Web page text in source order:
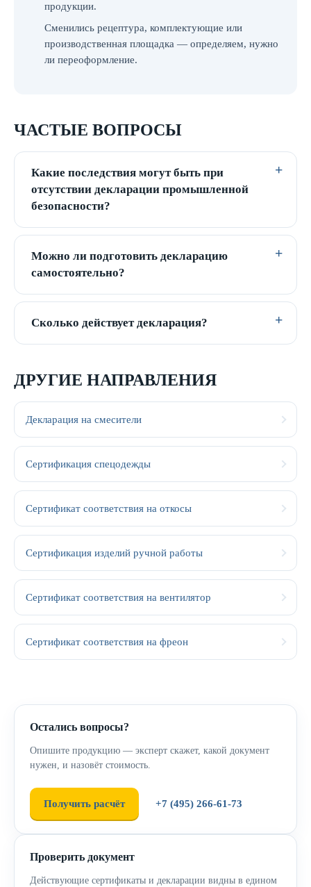
продукции.
Сменились рецептура, комплектующие или
производственная площадка — определяем, нужно
ли переоформление.
ЧАСТЫЕ ВОПРОСЫ
Какие последствия могут быть при
отсутствии декларации промышленной
безопасности?
Можно ли подготовить декларацию
самостоятельно?
Сколько действует декларация?
ДРУГИЕ НАПРАВЛЕНИЯ
Декларация на смесители
Сертификация спецодежды
Сертификат соответствия на откосы
Сертификация изделий ручной работы
Сертификат соответствия на вентилятор
Сертификат соответствия на фреон
Остались вопросы?
Опишите продукцию — эксперт скажет, какой документ
нужен, и назовёт стоимость.
Получить расчёт +7 (495) 266-61-73
Проверить документ
Действующие сертификаты и декларации видны в едином